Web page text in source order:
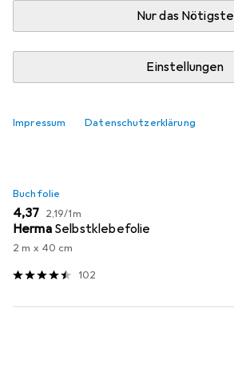
Nur das Nötigste
Einstellungen
Impressum Datenschutzerklärung
Produktliste
Buchfolie
EUR
4,37 EUR
2,19/1m
Herma Selbstklebefolie
2 m x 40 cm
102